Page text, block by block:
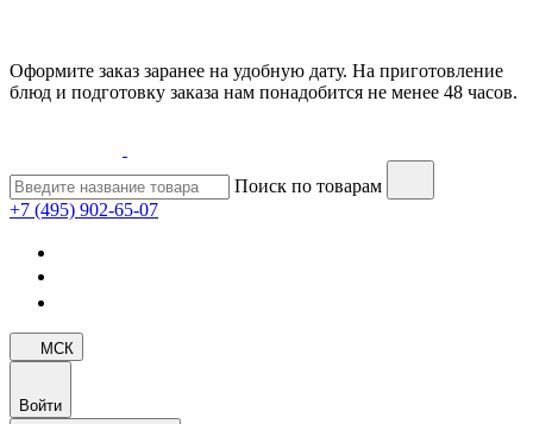
Оформите заказ заранее на удобную дату. На приготовление
блюд и подготовку заказа нам понадобится не менее 48 часов.
Поиск по товарам
+7 (495) 902-65-07
МСК
Войти